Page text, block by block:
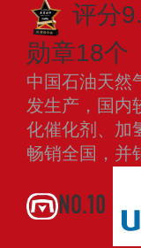
评分
勋章18个
中国石油天然
发生产，国内
化催化剂、加
畅销全国，并
NO.10